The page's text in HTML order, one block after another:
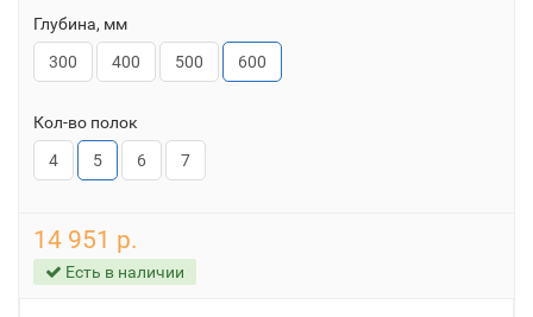
Глубина, мм
300
400 500 600
Кол-во полок
4
5 6 7
14 951 р.
Есть в наличии